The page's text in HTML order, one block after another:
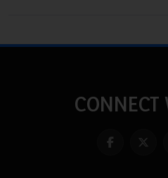
CONNECT